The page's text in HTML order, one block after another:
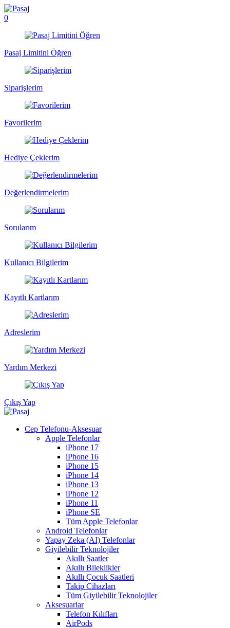
0
Pasaj Limitini Öğren
Siparişlerim
Favorilerim
Hediye Çeklerim
Değerlendirmelerim
Sorularım
Kullanıcı Bilgilerim
Kayıtlı Kartlarım
Adreslerim
Yardım Merkezi
Çıkış Yap
Cep Telefonu-Aksesuar
Apple Telefonlar
iPhone 17
iPhone 16
iPhone 15
iPhone 14
iPhone 13
iPhone 12
iPhone 11
iPhone SE
Tüm Apple Telefonlar
Android Telefonlar
Yapay Zeka (AI) Telefonlar
Giyilebilir Teknolojiler
Akıllı Saatler
Akıllı Bileklikler
Akıllı Çocuk Saatleri
Takip Cihazları
Tüm Giyilebilir Teknolojiler
Aksesuarlar
Telefon Kılıfları
AirPods